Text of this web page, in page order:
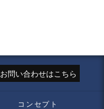
お問い合わせはこちら
コンセプト